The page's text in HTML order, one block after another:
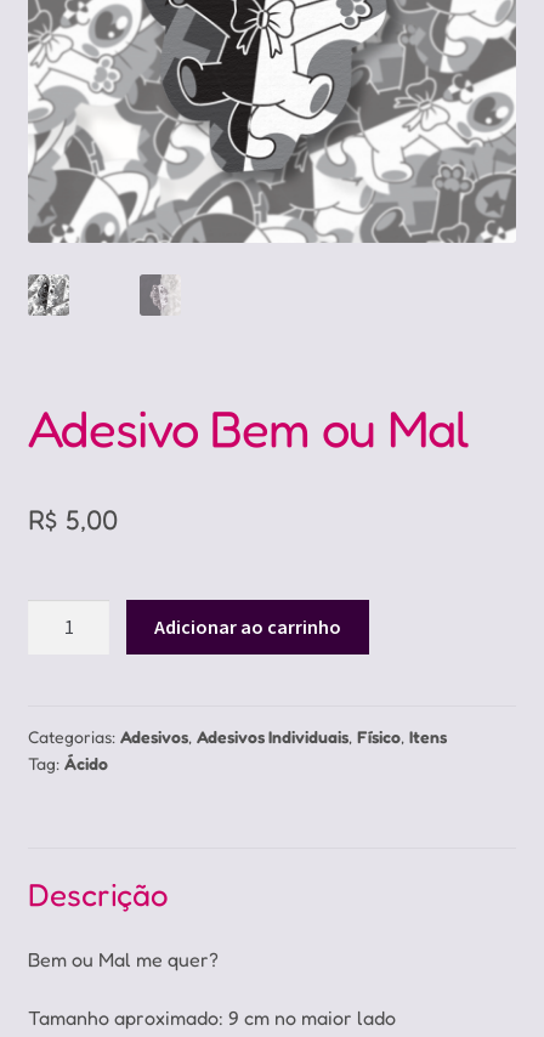
Adesivo Bem ou Mal
R$ 5,00
quantidade
Adicionar ao carrinho
Categorias: Adesivos, Adesivos Individuais, Físico, Itens
Tag: Ácido
Descrição
Bem ou Mal me quer?
Tamanho aproximado: 9 cm no maior lado